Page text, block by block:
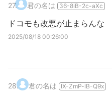
27. 君の名は 36-8iB-2c-aXc
ドコモも改悪が止まらんな
2025/08/18 00:26:00
28. 君の名は IX-ZmP-lB-Q9x